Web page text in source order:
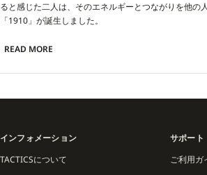
ると感じた二人は、そのエネルギーとつながりを他の
「1910」が誕生しました。
創造性、友情、そして共通の情熱を祝うプロジェクト
READ MORE
インフォメーション
TACTICSについて
サポート
ご利用ガ